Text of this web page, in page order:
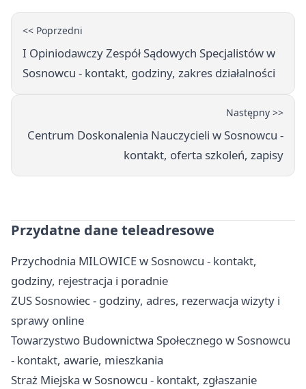
<< Poprzedni
I Opiniodawczy Zespół Sądowych Specjalistów w
Sosnowcu - kontakt, godziny, zakres działalności
Następny >>
Centrum Doskonalenia Nauczycieli w Sosnowcu -
kontakt, oferta szkoleń, zapisy
Przydatne dane teleadresowe
Przychodnia MILOWICE w Sosnowcu - kontakt,
godziny, rejestracja i poradnie
ZUS Sosnowiec - godziny, adres, rezerwacja wizyty i
sprawy online
Towarzystwo Budownictwa Społecznego w Sosnowcu
- kontakt, awarie, mieszkania
Straż Miejska w Sosnowcu - kontakt, zgłaszanie